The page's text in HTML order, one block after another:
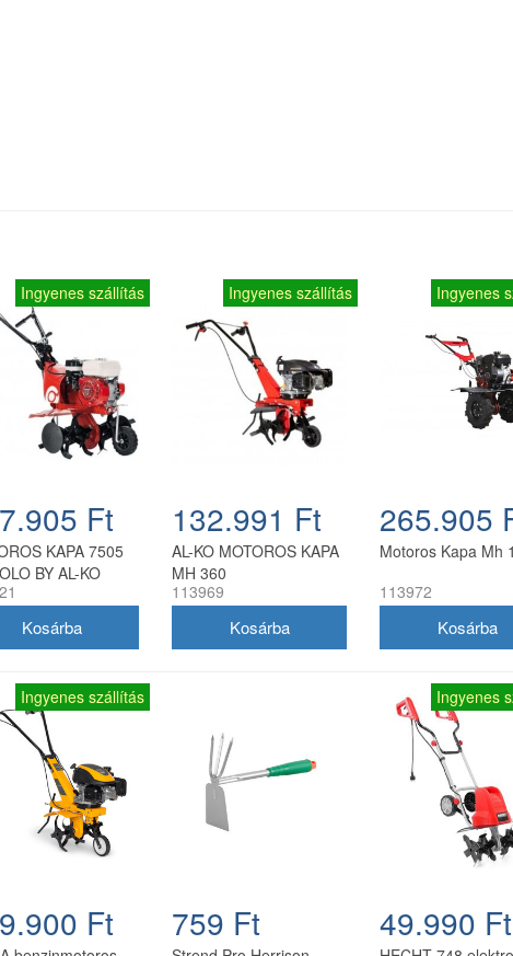
Ingyenes szállítás
Ft
KAPA 7505
BY AL-KO
Ingyenes szállítás
132.991 Ft
AL-KO MOTOROS KAPA
MH 360
113969
Ingyenes
265.905
Motoros Kapa Mh
113972
Ingyenes szállítás
Ft 759 Ft
Ingyenes
49.990 Ft